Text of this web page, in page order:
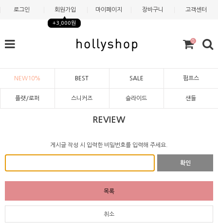
로그인 회원가입
+3,000원
마이페이지 장바구니 고객센터
0
NEW10% BEST SALE 펌프스
플랫/로퍼 스니커즈 슬라이드 샌들
REVIEW
게시글 작성 시 입력한 비밀번호를 입력해 주세요.
확인
목록
취소